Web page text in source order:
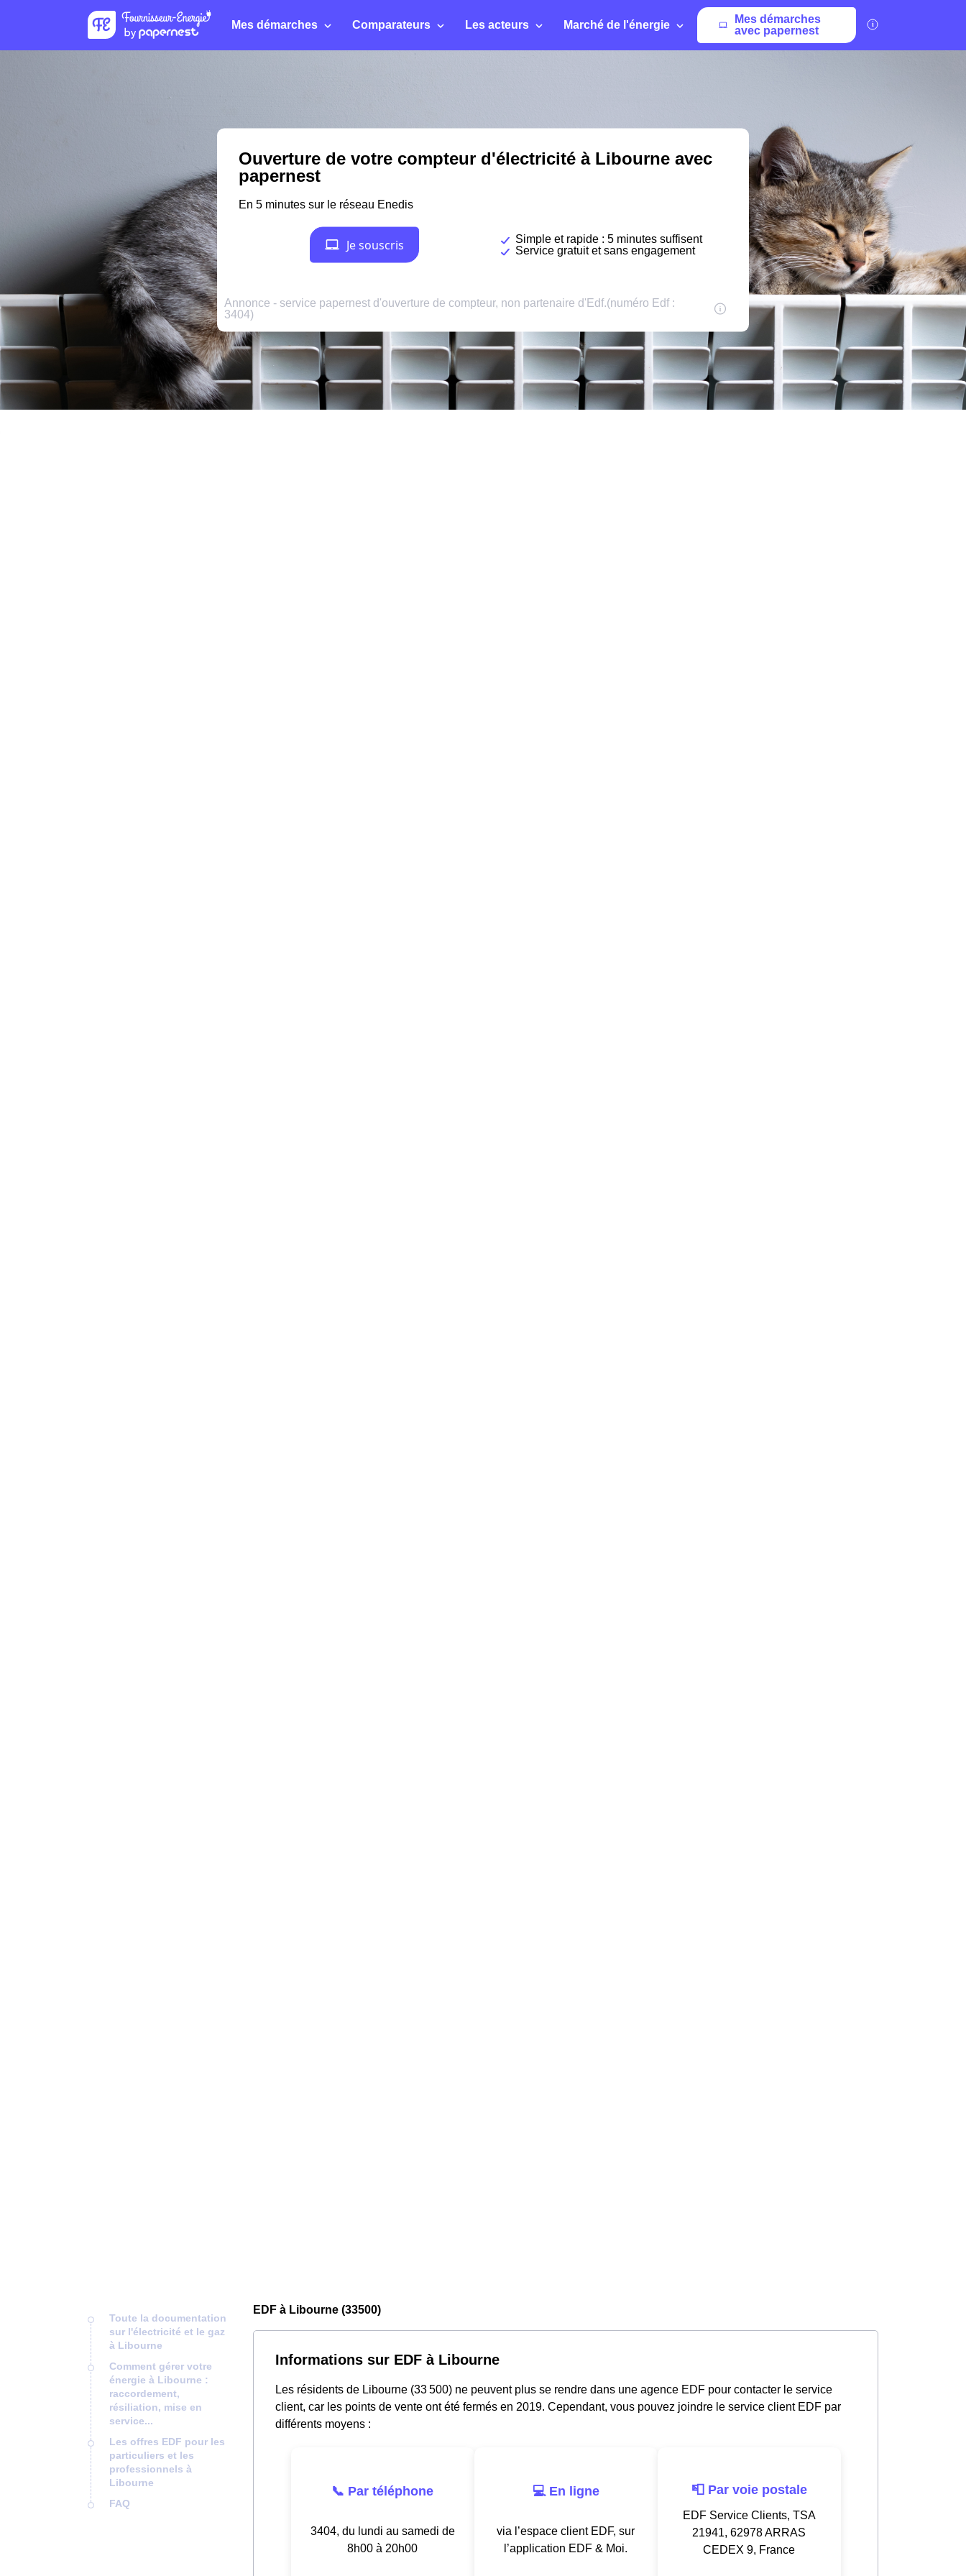
Mes démarches Comparateurs Les acteurs Marché de l'énergie
Mes démarches
avec papernest
Toute la documentation
sur l'électricité et le gaz
à Libourne
Comment gérer votre
énergie à Libourne :
raccordement,
résiliation, mise en
service...
Les offres EDF pour les
particuliers et les
professionnels à
Libourne
FAQ
EDF à Libourne (33500)
Informations sur EDF à Libourne
Les résidents de Libourne (33 500) ne peuvent plus se rendre dans une agence EDF pour contacter le service
client, car les points de vente ont été fermés en 2019. Cependant, vous pouvez joindre le service client EDF par
différents moyens :
📞 Par téléphone
3404, du lundi au samedi de
8h00 à 20h00
💻 En ligne
via l’espace client EDF, sur
l’application EDF & Moi.
📮 Par voie postale
EDF Service Clients, TSA
21941, 62978 ARRAS
CEDEX 9, France